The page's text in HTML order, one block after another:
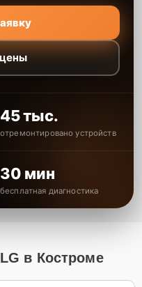
45 тыс.
отремонтировано устройств
30 мин
бесплатная диагностика
в Костроме